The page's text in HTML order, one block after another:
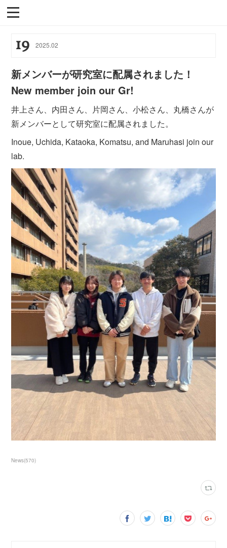
19 2025.02
新メンバーが研究室に配属されました！
New member join our Gr!
井上さん、内田さん、片岡さん、小松さん、丸橋さんが
新メンバーとして研究室に配属されました。
Inoue, Uchida, Kataoka, Komatsu, and Maruhasi join our
lab.
News(570)